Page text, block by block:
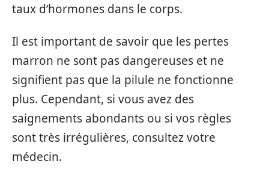
taux d’hormones dans le corps.
Il est important de savoir que les pertes
marron ne sont pas dangereuses et ne
signifient pas que la pilule ne fonctionne
plus. Cependant, si vous avez des
saignements abondants ou si vos règles
sont très irrégulières, consultez votre
médecin.